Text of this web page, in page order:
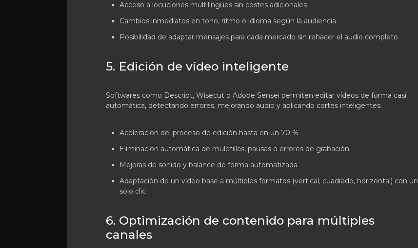
Acceso a locuciones multilingües sin costes adicionales
Cambios inmediatos en tono, ritmo o idioma según la audiencia
Posibilidad de adaptar mensajes para cada mercado sin rehacer el audio completo
5. Edición de vídeo inteligente
Softwares como Descript, Wisecut o Adobe Sensei permiten editar vídeos de forma casi
automática, detectando errores, mejorando audio y aplicando cortes inteligentes.
Aceleración del proceso de edición hasta en un 70 %
Eliminación automática de muletillas, pausas o errores de grabación
Mejoras de sonido y balance de forma automatizada
Adaptación de un vídeo base a múltiples formatos (vertical, cuadrado, horizontal) con un
solo clic
6. Optimización de contenido para múltiples
canales